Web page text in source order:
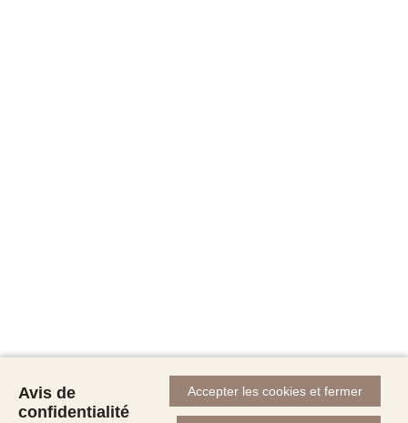
Accepter les cookies et fermer
Avis de
confidentialité